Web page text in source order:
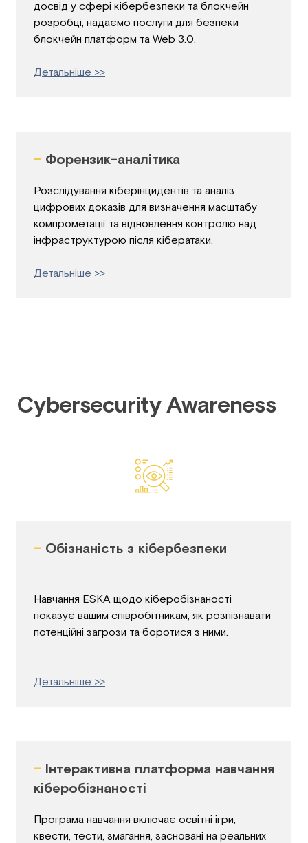
досвід у сфері кібербезпеки та блокчейн
розробці, надаємо послуги для безпеки
блокчейн платформ та Web 3.0.
Детальніше >>
- Форензик-аналітика
Розслідування кіберінцидентів та аналіз
цифрових доказів для визначення масштабу
компрометації та відновлення контролю над
інфраструктурою після кібератаки.
Детальніше >>
Cybersecurity Awareness
- Обізнаність з кібербезпеки
Навчання ESKA щодо кіберобізнаності
показує вашим співробітникам, як розпізнавати
потенційні загрози та боротися з ними.
Детальніше >>
- Інтерактивна платформа навчання
кіберобізнаності
Програма навчання включає освітні ігри,
квести, тести, змагання, засновані на реальних